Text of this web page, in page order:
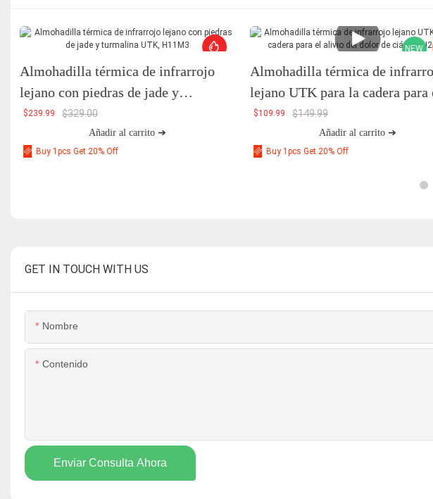
Almohadilla térmica de infrarrojo
lejano con piedras de jade y
turmalina UTK, H11M3
Buy 1pcs Get 20% Off
$239.99 $329.00
Añadir al carrito ➔
NEW
Almohadilla térmica de
lejano UTK para la cadera para
alivio del dolor de ciática,
Buy 1pcs Get 20% Off
$109.99 $149.99
Añadir al carrito ➔
GET IN TOUCH WITH US
Nombre
Contenido
Enviar Consulta Ahora